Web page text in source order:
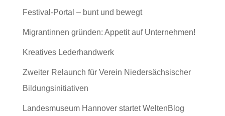
Festival-Portal – bunt und bewegt
Migrantinnen gründen: Appetit auf Unternehmen!
Kreatives Lederhandwerk
Zweiter Relaunch für Verein Niedersächsischer
Bildungsinitiativen
Landesmuseum Hannover startet WeltenBlog